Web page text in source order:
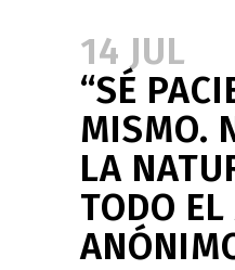
14 JUL
“SÉ
MISMO.
LA
TODO